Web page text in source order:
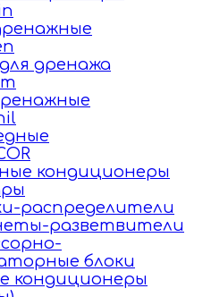
дренажа
кондиционеры
распределители
разветвители
блоки
кондиционеры